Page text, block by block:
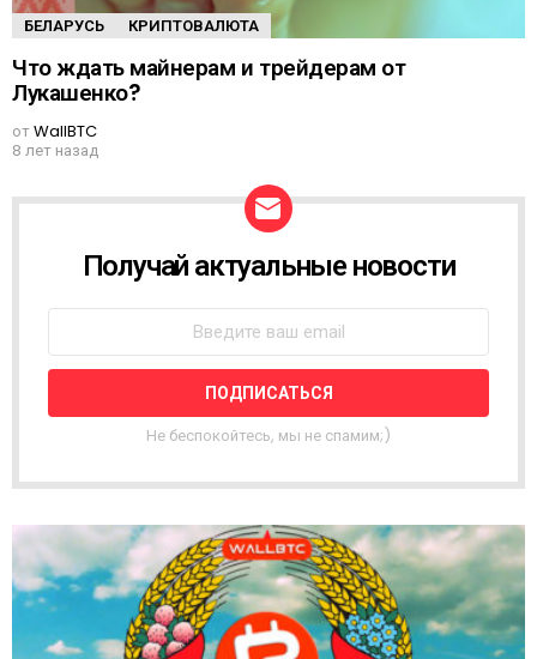
БЕЛАРУСЬ КРИПТОВАЛЮТА
Что ждать майнерам и трейдерам от
Лукашенко?
отWallBTC
8 лет назад
В
С
Т
Н
Р
С
Ы
Л
К
А
Получай актуальные новости
Не беспокойтесь, мы не спамим;)